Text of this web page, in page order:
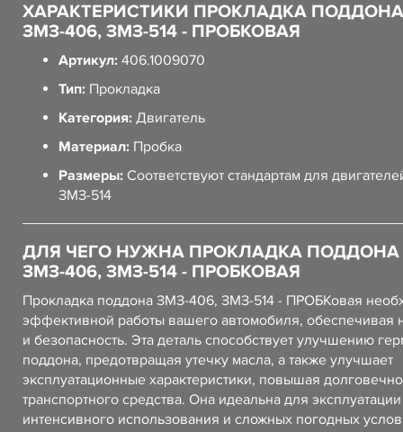
ХАРАКТЕРИСТИКИ ПРОКЛАДКА ПОДДОНА
ЗМЗ-406, ЗМЗ-514 - ПРОБКОВАЯ
Артикул: 406.1009070
Тип: Прокладка
Категория: Двигатель
Материал: Пробка
Размеры: Соответствуют стандартам для
ЗМЗ-514
ДЛЯ ЧЕГО НУЖНА ПРОКЛАДКА ПОДДОНА
ЗМЗ-406, ЗМЗ-514 - ПРОБКОВАЯ
Прокладка поддона ЗМЗ-406, ЗМЗ-514 - ПРОБКовая
эффективной работы вашего автомобиля, обеспечивая
и безопасность. Эта деталь способствует улучшению
поддона, предотвращая утечку масла, а также улучшает
эксплуатационные характеристики, повышая
транспортного средства. Она идеальна для
интенсивного использования и сложных погодных